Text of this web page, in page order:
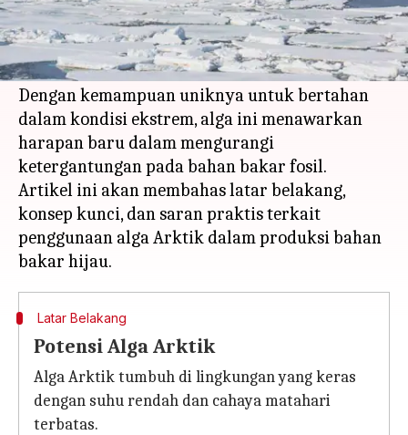
Alga Arktik telah menarik perhatian para
peneliti sebagai potensi sumber bahan bakar
hijau yang berkelanjutan.
Dengan kemampuan uniknya untuk bertahan
dalam kondisi ekstrem, alga ini menawarkan
harapan baru dalam mengurangi
ketergantungan pada bahan bakar fosil.
Artikel ini akan membahas latar belakang,
konsep kunci, dan saran praktis terkait
penggunaan alga Arktik dalam produksi bahan
Latar Belakang
Potensi Alga Arktik
Alga Arktik tumbuh di lingkungan yang keras
dengan suhu rendah dan cahaya matahari
terbatas.